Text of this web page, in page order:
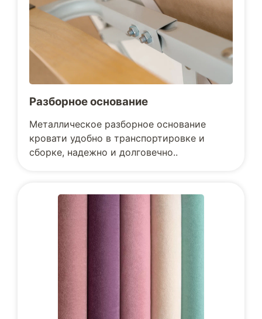
Разборное основание
Металлическое разборное основание
кровати удобно в транспортировке и
сборке, надежно и долговечно..